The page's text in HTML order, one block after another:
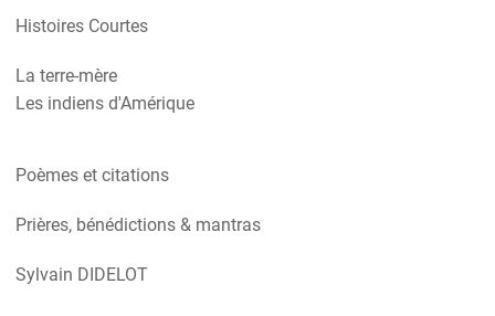
Histoires Courtes
La terre-mère
Les indiens d'Amérique
Poèmes et citations
Prières, bénédictions & mantras
Sylvain DIDELOT